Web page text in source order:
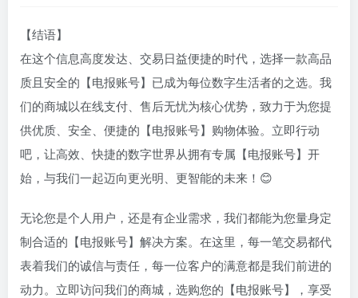
【结语】
在这个信息高度发达、交易日益便捷的时代，选择一款高品
质且安全的【电报账号】已成为每位数字生活者的之选。我
们的商城以在线支付、售后无忧为核心优势，致力于为您提
供优质、安全、便捷的【电报账号】购物体验。立即行动
吧，让高效、快捷的数字世界从拥有专属【电报账号】开
始，与我们一起迈向更光明、更智能的未来！😊
无论您是个人用户，还是有企业需求，我们都能为您量身定
制合适的【电报账号】解决方案。在这里，每一笔交易都代
表着我们的诚信与责任，每一位客户的满意都是我们前进的
动力。立即访问我们的商城，选购您的【电报账号】，享受